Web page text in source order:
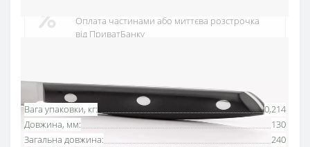
Основні характеристики Всі характеристики
Вага упаковки, кг:
0,214
Довжина, мм:
130
Загальна довжина:
240
Оплата частинами або миттєва розстрочка
від ПриватБанку